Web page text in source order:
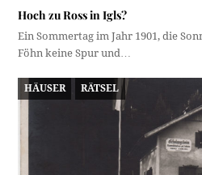
Hoch zu Ross in Igls?
Ein Sommertag im Jahr 1901, die
Föhn keine Spur und…
HÄUSER RÄTSEL